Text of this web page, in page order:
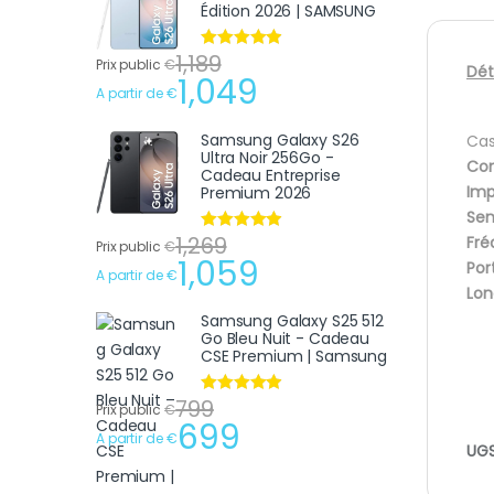
Édition 2026 | SAMSUNG
Note
sur 5
Prix public €1,189
A partir de €1,049
Samsung Galaxy S26
Ultra Noir 256Go -
Cadeau Entreprise
Premium 2026
Note
sur 5
Prix public €1,269
A partir de €1,059
Samsung Galaxy S25 512
Go Bleu Nuit - Cadeau
CSE Premium | Samsung
Note
sur 5
Prix public €799
A partir de €699